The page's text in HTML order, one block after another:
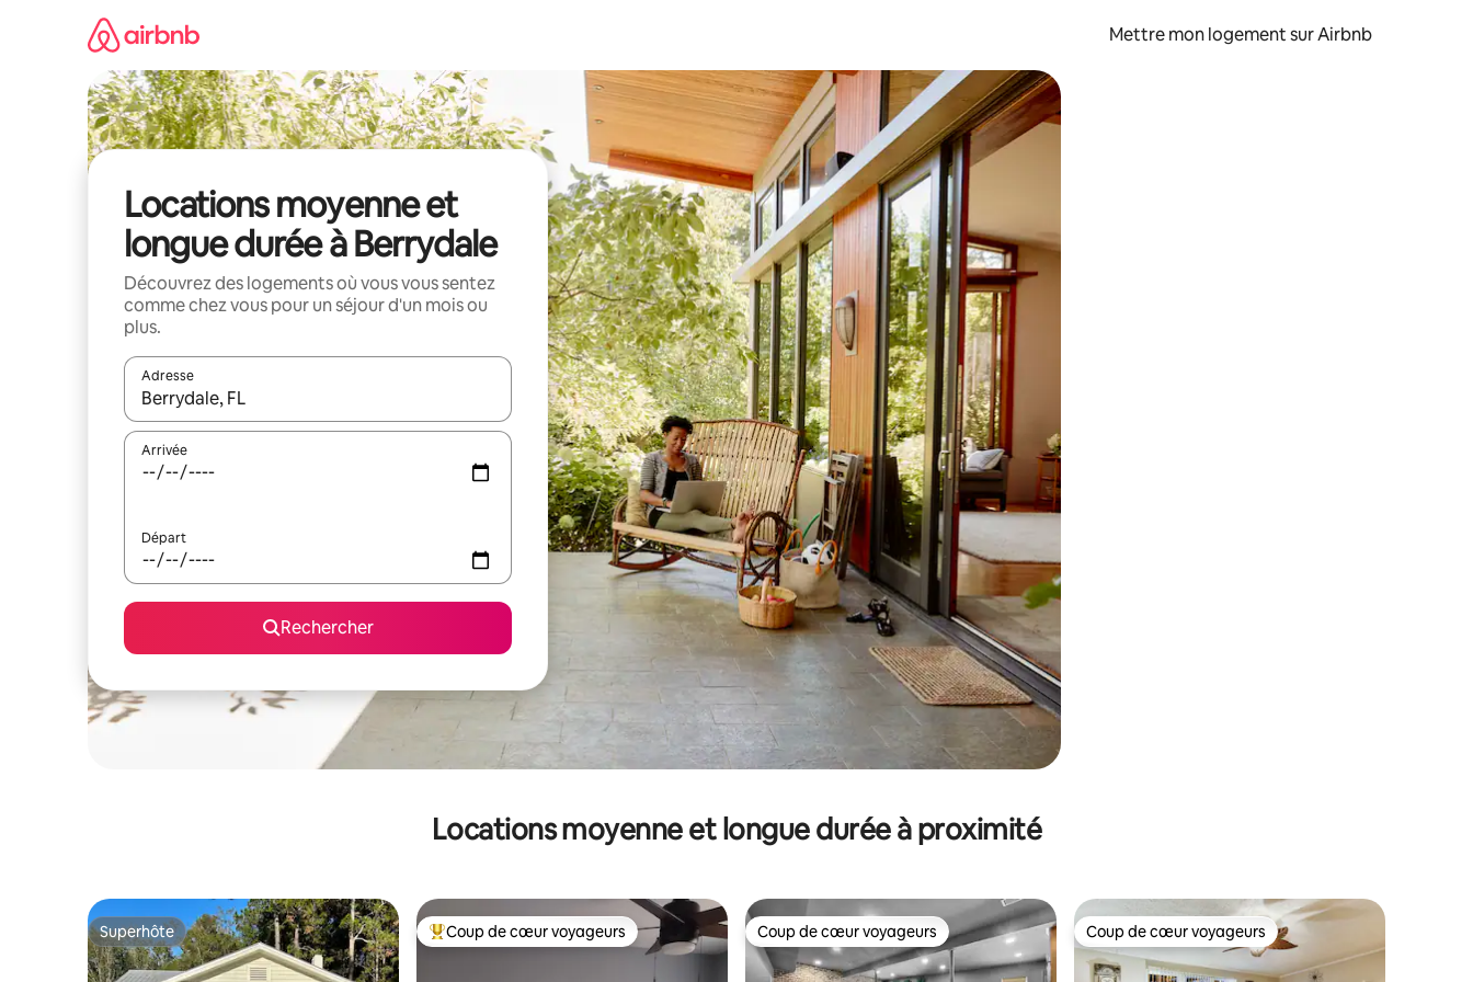
Mettre mon logement sur Airbnb
Locations moyenne et
longue durée à Berrydale
Découvrez des logements où vous vous sentez
comme chez vous pour un séjour d'un mois ou
plus.
Adresse
Lorsque les résultats s'affichent, utilisez les flèches vers le haut et vers le bas pour les parcourir ou en appuyant et en faisant glisser.
Arrivée
Départ
Rechercher
Locations moyenne et longue durée à proximité
Superhôte
Superhôte Coups de cœur voyageurs les plus appréciés
Coup de cœur voyageurs Coup de cœur voyageurs
Coup de cœur voyageurs Coup de cœur voyageurs
Coup de cœur voyageurs